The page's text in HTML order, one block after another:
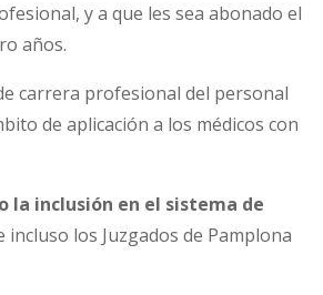
y a que les sea abonado el
años.
carrera profesional del personal
de aplicación a los médicos con
la inclusión en el sistema de
incluso los Juzgados de Pamplona